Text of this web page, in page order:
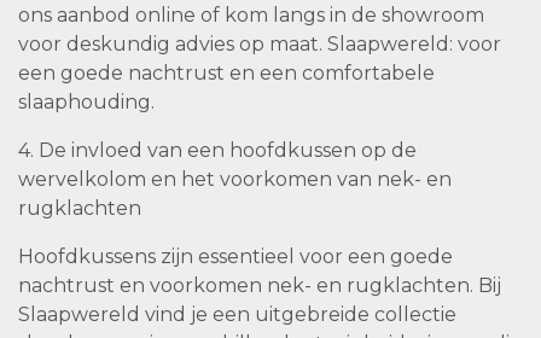
ons aanbod online of kom langs in de showroom
voor deskundig advies op maat. Slaapwereld: voor
een goede nachtrust en een comfortabele
slaaphouding.
4. De invloed van een hoofdkussen op de
wervelkolom en het voorkomen van nek- en
rugklachten
Hoofdkussens zijn essentieel voor een goede
nachtrust en voorkomen nek- en rugklachten. Bij
Slaapwereld vind je een uitgebreide collectie